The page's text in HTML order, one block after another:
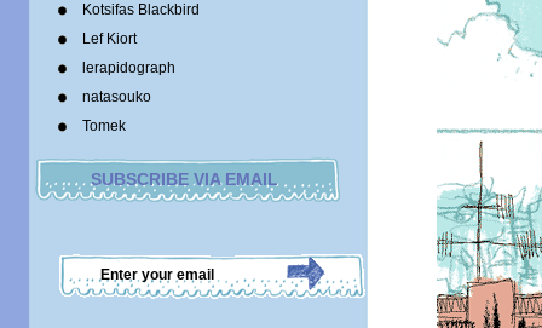
Kotsifas Blackbird
Lef Kiort
lerapidograph
natasouko
Tomek
SUBSCRIBE VIA EMAIL